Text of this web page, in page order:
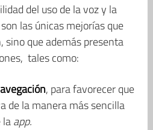
del uso de la voz y la
las únicas mejorías que
sino que además presenta
tales como:
, para favorecer que
de la manera más sencilla
laapp.